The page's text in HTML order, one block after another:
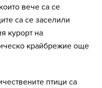
вече са се
са се заселили
курорт на
крайбрежие още
птици са